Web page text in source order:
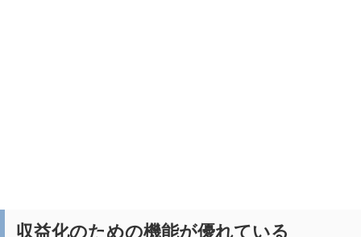
収益化のための機能が優れている